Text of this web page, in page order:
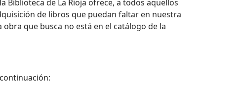
Biblioteca de La Rioja ofrece, a todos aquellos
de libros que puedan faltar en nuestra
que busca no está en el catálogo de la